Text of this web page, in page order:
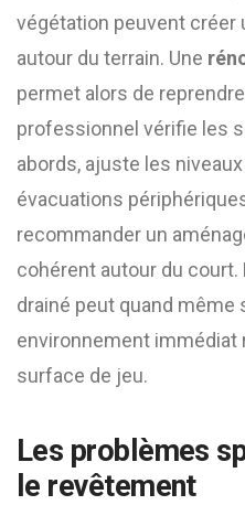
végétation peuvent créer
autour du terrain. Une
permet alors de
professionnel vérifie les
abords, ajuste les
évacuations
recommander un
cohérent autour du court.
drainé peut quand
environnement immédiat
surface de jeu.
Les problèmes
le revêtement